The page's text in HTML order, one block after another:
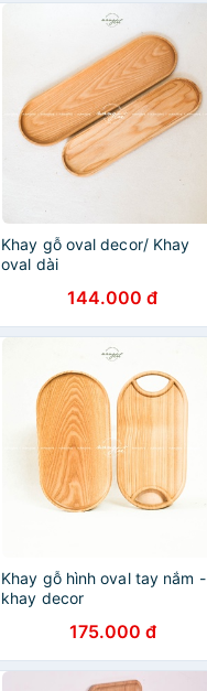
Khay gỗ oval decor/ Khay
oval dài
144.000 đ
Khay gỗ hình oval tay nắm -
khay decor
175.000 đ